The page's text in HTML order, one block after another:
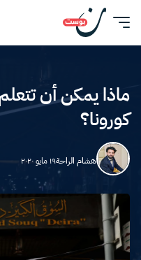
ماذا يمكن أن
كورونا؟
هشام الراحة١٩ مايو ٢٠٢٠